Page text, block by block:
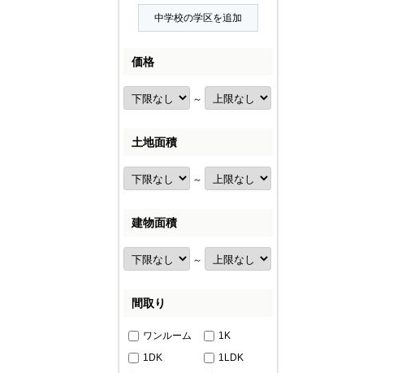
価格
～
土地面積
～
建物面積
～
間取り
ワンルーム
1K
1DK
1LDK